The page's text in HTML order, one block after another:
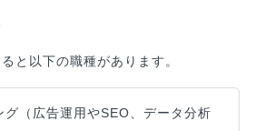
と以下の職種があります。
グ（広告運用やSEO、データ分析